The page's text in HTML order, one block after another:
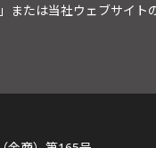
または当社ウェブサイト